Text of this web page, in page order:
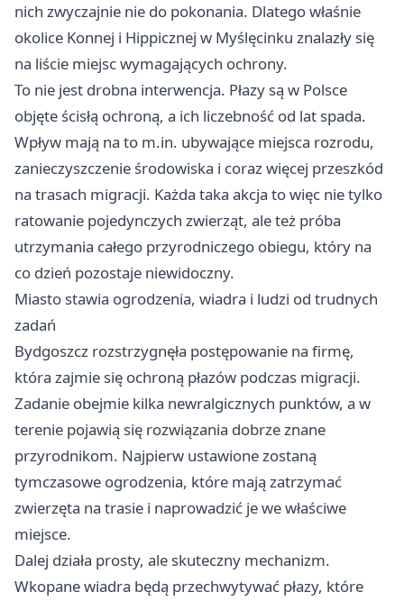
nich zwyczajnie nie do pokonania. Dlatego właśnie
okolice Konnej i Hippicznej w Myślęcinku znalazły się
na liście miejsc wymagających ochrony.
To nie jest drobna interwencja. Płazy są w Polsce
objęte ścisłą ochroną, a ich liczebność od lat spada.
Wpływ mają na to m.in. ubywające miejsca rozrodu,
zanieczyszczenie środowiska i coraz więcej przeszkód
na trasach migracji. Każda taka akcja to więc nie tylko
ratowanie pojedynczych zwierząt, ale też próba
utrzymania całego przyrodniczego obiegu, który na
co dzień pozostaje niewidoczny.
Miasto stawia ogrodzenia, wiadra i ludzi od trudnych
zadań
Bydgoszcz rozstrzygnęła postępowanie na firmę,
która zajmie się ochroną płazów podczas migracji.
Zadanie obejmie kilka newralgicznych punktów, a w
terenie pojawią się rozwiązania dobrze znane
przyrodnikom. Najpierw ustawione zostaną
tymczasowe ogrodzenia, które mają zatrzymać
zwierzęta na trasie i naprowadzić je we właściwe
miejsce.
Dalej działa prosty, ale skuteczny mechanizm.
Wkopane wiadra będą przechwytywać płazy, które